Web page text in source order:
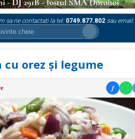
sa ne contactati la tel: 0749.877.802 sau email:
cu orez și legume
f